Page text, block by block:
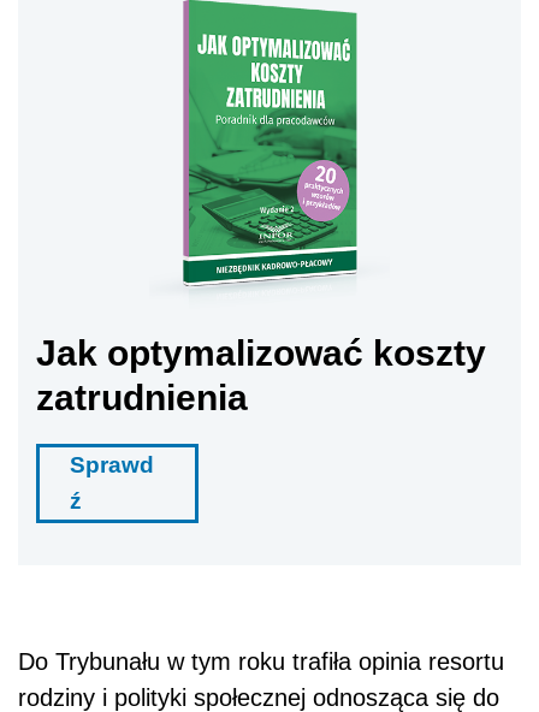
Jak optymalizować koszty
zatrudnienia
Sprawd
ź
Do Trybunału w tym roku trafiła opinia resortu
rodziny i polityki społecznej odnosząca się do